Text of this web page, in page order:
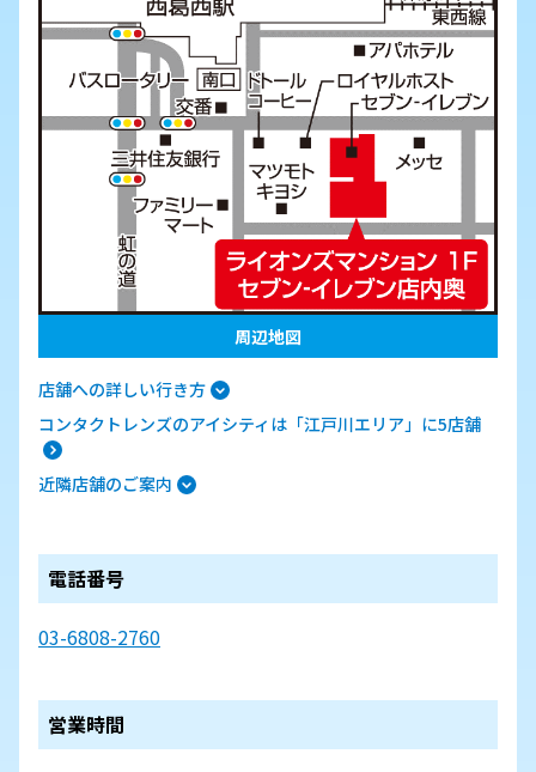
周辺地図
店舗への詳しい行き方
コンタクトレンズのアイシティは「江戸川エリア」に5店舗
近隣店舗のご案内
電話番号
03-6808-2760
営業時間